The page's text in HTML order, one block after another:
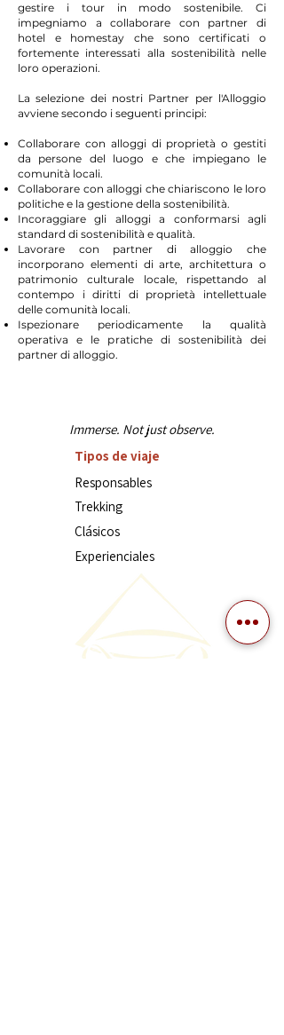
gestire i tour in modo sostenibile. Ci
impegniamo a collaborare con partner di
hotel e homestay che sono certificati o
fortemente interessati alla sostenibilità nelle
loro operazioni.
La selezione dei nostri Partner per l'Alloggio
avviene secondo i seguenti principi:
Collaborare con alloggi di proprietà o gestiti
da persone del luogo e che impiegano le
comunità locali.
Collaborare con alloggi che chiariscono le loro
politiche e la gestione della sostenibilità.
Incoraggiare gli alloggi a conformarsi agli
standard di sostenibilità e qualità.
Lavorare con partner di alloggio che
incorporano elementi di arte, architettura o
patrimonio culturale locale, rispettando al
contempo i diritti di proprietà intellettuale
delle comunità locali.
Ispezionare periodicamente la qualità
operativa e le pratiche di sostenibilità dei
partner di alloggio.
Immerse. Not just observe.
Tipos de viaje
Responsables
Trekking
Clásicos
Experienciales